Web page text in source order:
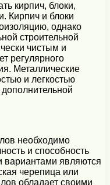
кирпич, блоки,
Кирпич и блоки
однако
строительной
чистым и
регулярного
Металлические
и легкостью
необходимо
и способность
являются
черепица или
обладает своими